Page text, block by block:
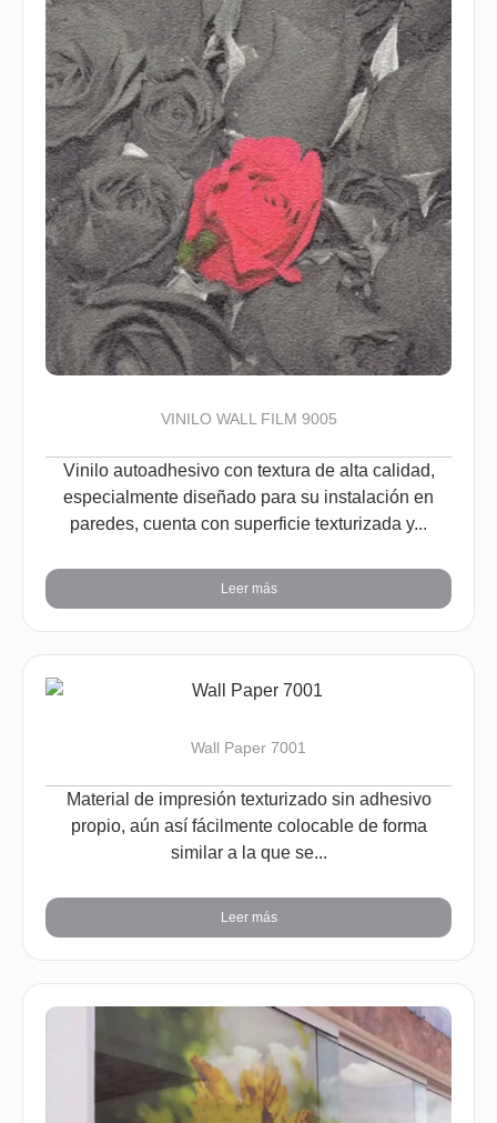
VINILO WALL FILM 9005
Vinilo autoadhesivo con textura de alta calidad,
especialmente diseñado para su instalación en
paredes, cuenta con superficie texturizada y...
Leer más
Wall Paper 7001
Material de impresión texturizado sin adhesivo
propio, aún así fácilmente colocable de forma
similar a la que se...
Leer más